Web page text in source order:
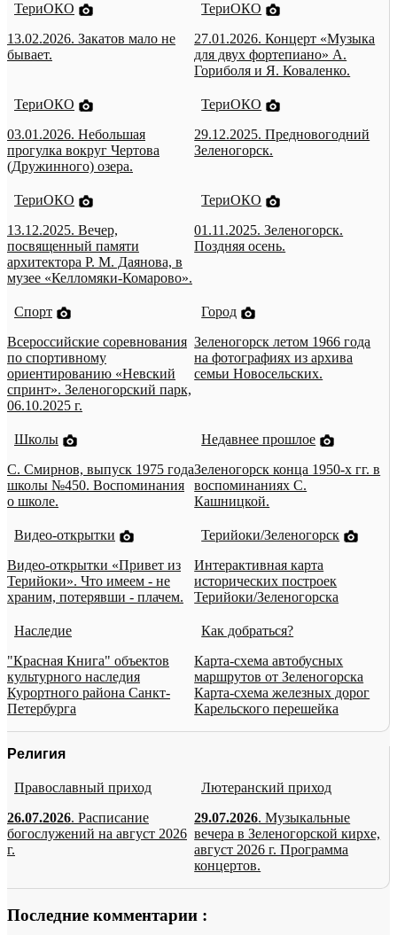
ТериОКО
13.02.2026. Закатов мало не
бывает.
ТериОКО
27.01.2026. Концерт «Музыка
для двух фортепиано» А.
Гориболя и Я. Коваленко.
ТериОКО
03.01.2026. Небольшая
прогулка вокруг Чертова
(Дружинного) озера.
ТериОКО
29.12.2025. Предновогодний
Зеленогорск.
ТериОКО
13.12.2025. Вечер,
посвященный памяти
архитектора Р. М. Даянова, в
музее «Келломяки-Комарово».
ТериОКО
01.11.2025. Зеленогорск.
Поздняя осень.
Спорт
Всероссийские соревнования
по спортивному
ориентированию «Невский
спринт». Зеленогорский парк,
06.10.2025 г.
Город
Зеленогорск летом 1966 года
на фотографиях из архива
семьи Новосельских.
Школы
С. Смирнов, выпуск 1975 года
школы №450. Воспоминания
о школе.
Недавнее прошлое
Зеленогорск конца 1950-х гг. в
воспоминаниях С.
Кашницкой.
Видео-открытки
Видео-открытки «Привет из
Терийоки». Что имеем - не
храним, потерявши - плачем.
Терийоки/Зеленогорск
Интерактивная карта
исторических построек
Терийоки/Зеленогорска
Наследие
"Красная Книга" объектов
культурного наследия
Курортного района Санкт-
Петербурга
Как добраться?
Карта-схема автобусных
маршрутов от Зеленогорска
Карта-схема железных дорог
Карельского перешейка
Религия
Православный приход
26.07.2026. Расписание
богослужений на август 2026
г.
Лютеранский приход
29.07.2026. Музыкальные
вечера в Зеленогорской кирхе,
август 2026 г. Программа
концертов.
Последние комментарии :